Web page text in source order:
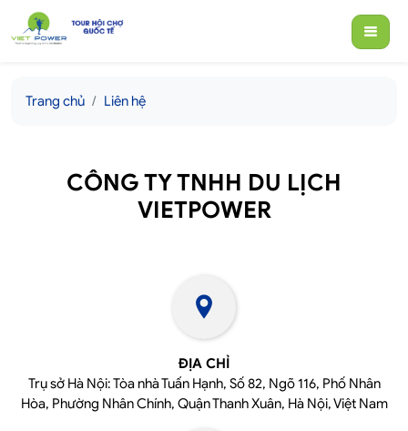
Trang chủ Liên hệ
CÔNG TY TNHH DU LỊCH
VIETPOWER
ĐỊA CHỈ
Trụ sở Hà Nội: Tòa nhà Tuấn Hạnh, Số 82, Ngõ 116, Phố Nhân
Hòa, Phường Nhân Chính, Quận Thanh Xuân, Hà Nội, Việt Nam